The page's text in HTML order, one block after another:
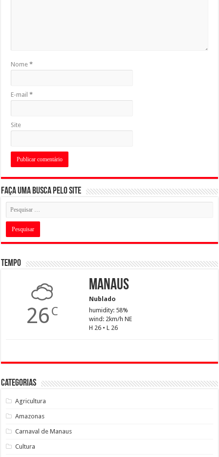
Nome*
E-mail*
Site
Faça uma busca pelo Site
Tempo
26 C
Manaus
Nublado
humidity: 58%
wind: 2km/h NE
H 26 • L 26
Categorias
Agricultura
Amazonas
Carnaval de Manaus
Cultura